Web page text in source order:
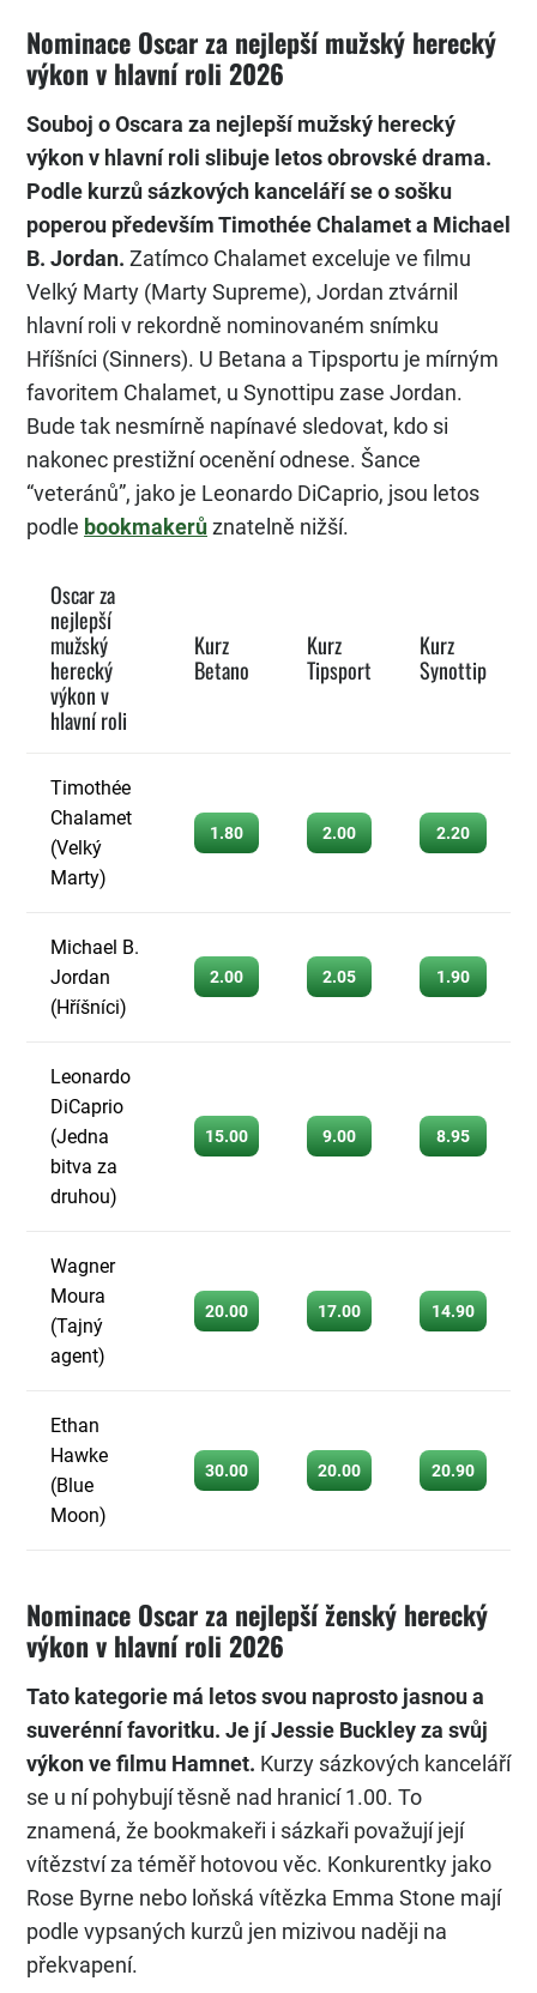
Nominace Oscar za nejlepší mužský herecký
výkon v hlavní roli 2026
Souboj o Oscara za nejlepší mužský herecký
výkon v hlavní roli slibuje letos obrovské drama.
Podle kurzů sázkových kanceláří se o sošku
poperou především Timothée Chalamet a Michael
B. Jordan. Zatímco Chalamet exceluje ve filmu
Velký Marty (Marty Supreme), Jordan ztvárnil
hlavní roli v rekordně nominovaném snímku
Hříšníci (Sinners). U Betana a Tipsportu je mírným
favoritem Chalamet, u Synottipu zase Jordan.
Bude tak nesmírně napínavé sledovat, kdo si
nakonec prestižní ocenění odnese. Šance
“veteránů”, jako je Leonardo DiCaprio, jsou letos
podle bookmakerůznatelně nižší.
Oscar za
nejlepší
mužský
herecký
výkon v
hlavní roli
Kurz
Betano
Kurz
Tipsport
Kurz
Synottip
Timothée
Chalamet
(Velký
Marty)
1.80 2.00 2.20
Michael B.
Jordan
(Hříšníci)
2.00 2.05 1.90
Leonardo
DiCaprio
(Jedna
bitva za
druhou)
15.00 9.00 8.95
Wagner
Moura
(Tajný
agent)
20.00 17.00 14.90
Ethan
Hawke
(Blue
Moon)
30.00 20.00 20.90
Nominace Oscar za nejlepší ženský herecký
výkon v hlavní roli 2026
Tato kategorie má letos svou naprosto jasnou a
suverénní favoritku. Je jí Jessie Buckley za svůj
výkon ve filmu Hamnet. Kurzy sázkových kanceláří
se u ní pohybují těsně nad hranicí 1.00. To
znamená, že bookmakeři i sázkaři považují její
vítězství za téměř hotovou věc. Konkurentky jako
Rose Byrne nebo loňská vítězka Emma Stone mají
podle vypsaných kurzů jen mizivou naději na
překvapení.